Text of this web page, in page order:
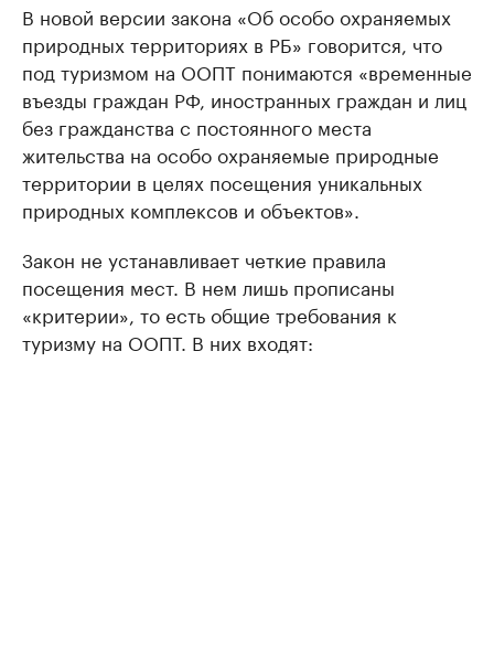
В новой версии закона «Об особо охраняемых
природных территориях в РБ» говорится, что
под туризмом на ООПТ понимаются «временные
въезды граждан РФ, иностранных граждан и лиц
без гражданства с постоянного места
жительства на особо охраняемые природные
территории в целях посещения уникальных
природных комплексов и объектов».
Закон не устанавливает четкие правила
посещения мест. В нем лишь прописаны
«критерии», то есть общие требования к
туризму на ООПТ. В них входят: